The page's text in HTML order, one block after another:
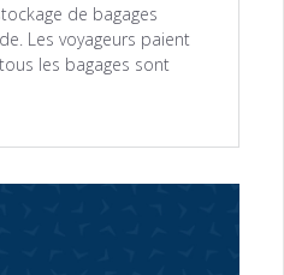
de bagages
Les voyageurs paient
les bagages sont